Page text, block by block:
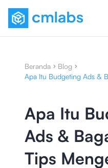
Beranda
Blog
Apa Itu Budgeting Ads &
Apa Itu
Ads &
Tips